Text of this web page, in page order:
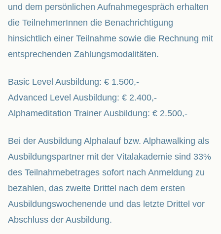
und dem persönlichen Aufnahmegespräch erhalten
die TeilnehmerInnen die Benachrichtigung
hinsichtlich einer Teilnahme sowie die Rechnung mit
entsprechenden Zahlungsmodalitäten.
Basic Level Ausbildung: € 1.500,-
Advanced Level Ausbildung: € 2.400,-
Alphameditation Trainer Ausbildung: € 2.500,-
Bei der Ausbildung Alphalauf bzw. Alphawalking als
Ausbildungspartner mit der Vitalakademie sind 33%
des Teilnahmebetrages sofort nach Anmeldung zu
bezahlen, das zweite Drittel nach dem ersten
Ausbildungswochenende und das letzte Drittel vor
Abschluss der Ausbildung.